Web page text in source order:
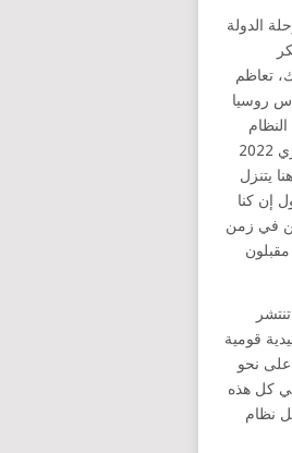
الدولة
تعاظم
روسيا
الدولي الحالي الذي يسيطر عليه الغرب وتقويضه. ويظهر ذلك من خلال غزو روسيا لأكرانيا منذ فيفري 2022
يتنزل
إن كنا
في زمن
مقبلون
قومية
على نحو
كل هذه
نظام